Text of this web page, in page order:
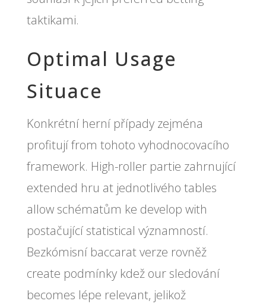
taktikami.
Optimal Usage
Situace
Konkrétní herní případy zejména
profitují from tohoto vyhodnocovacího
framework. High-roller partie zahrnující
extended hru at jednotlivého tables
allow schématům ke develop with
postačující statistical významností.
Bezkómisní baccarat verze rovněž
create podmínky kdež our sledování
becomes lépe relevant, jelikož